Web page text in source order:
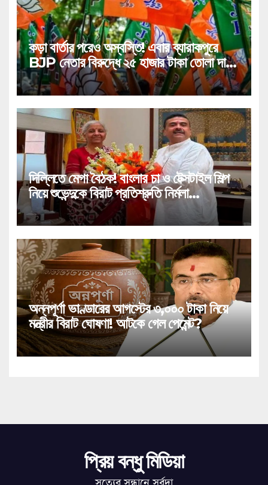
কড়া বার্তার পরেও অস্বস্তি! এবার ব্যারাকপুরে
BJP নেতার বিরুদ্ধে ২৫ হাজার টাকা তোলা দাবির
গুরুতর অভিযোগ, ভাইরাল অডিও!
দিল্লিতে মেগা বৈঠক! বাংলার চা ও টেক্সটাইল শিল্প
নিয়ে শুভেন্দুকে বিরাট প্রতিশ্রুতি নির্মলা
সীতারামণের!
অন্নপূর্ণা ভাণ্ডারের আগস্টের ৩,০০০ টাকা নিয়ে
মন্ত্রীর বিরাট ঘোষণা! আটকে গেল পেমেন্ট?
প্রিয় বন্ধু মিডিয়া